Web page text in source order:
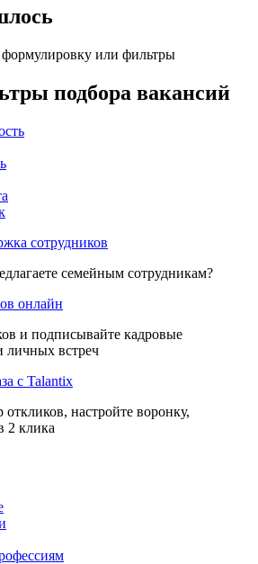
или фильтры
подбора вакансий
сотрудников
семейным сотрудникам?
онлайн
и подписывайте кадровые
личных встреч
с Talantix
настройте воронку,
2 клика